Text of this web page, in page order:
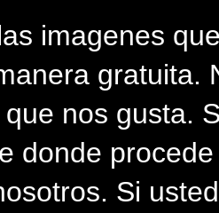
imagenes
gratuita.
nos gusta.
donde
Si